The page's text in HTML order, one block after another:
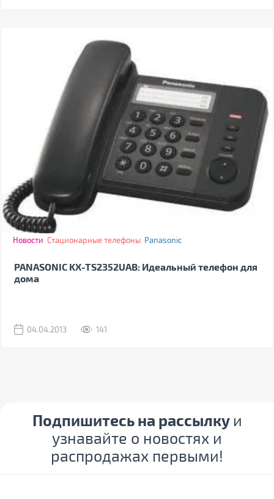
Новости Стационарные телефоны Panasonic
PANASONIC KX-TS2352UAB: Идеальный телефон для
дома
04.04.2013 141
Подпишитесь на рассылку и
узнавайте о новостях и
распродажах первыми!